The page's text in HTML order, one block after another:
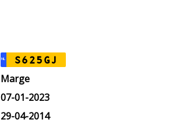
NL S625GJ
Marge
07-01-2023
29-04-2014